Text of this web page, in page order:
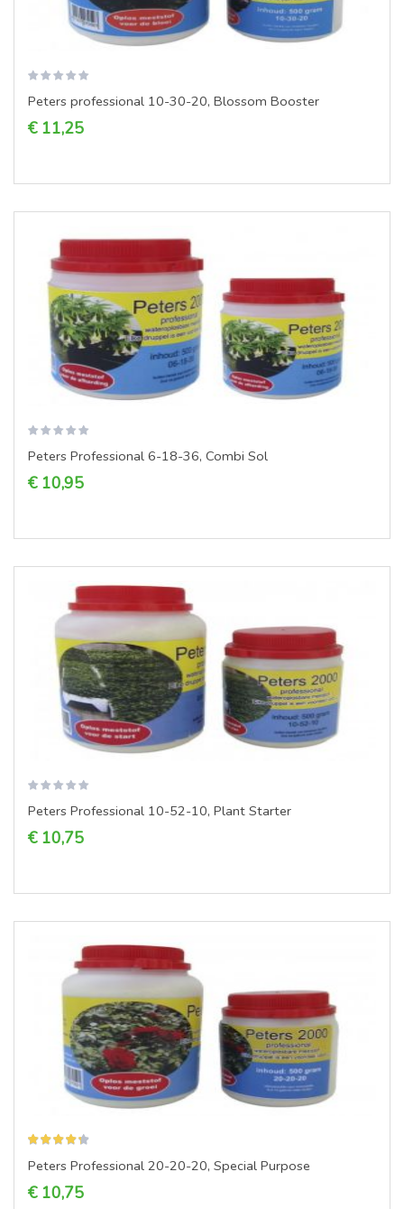
Peters professional 10-30-20, Blossom Booster
€ 11,25
Peters Professional 6-18-36, Combi Sol
€ 10,95
Peters Professional 10-52-10, Plant Starter
€ 10,75
Waardering:
Peters Professional 20-20-20, Special Purpose
€ 10,75